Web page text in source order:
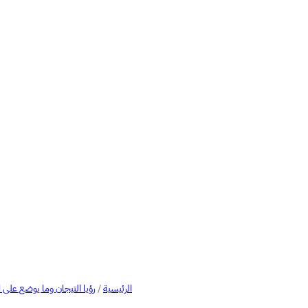
الرئيسية/رؤيا التيجان وما يوضع